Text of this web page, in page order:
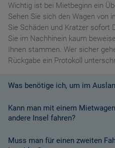
Wichtig ist bei Mietbeginn ein
Sehen Sie sich den Wagen von
Sie Schäden und Kratzer sofort
Sie im Nachhinein kaum
Ihnen stammen. Wer sicher
Rückgabe ein Protokoll
Was benötige ich, um im
Mit einem europäischen
Fahrzeug zu mieten. In Europa
Kann man mit einem
andere Insel fahren?
Die meisten Fahrzeugvermieter
Muss man für einen zweiten